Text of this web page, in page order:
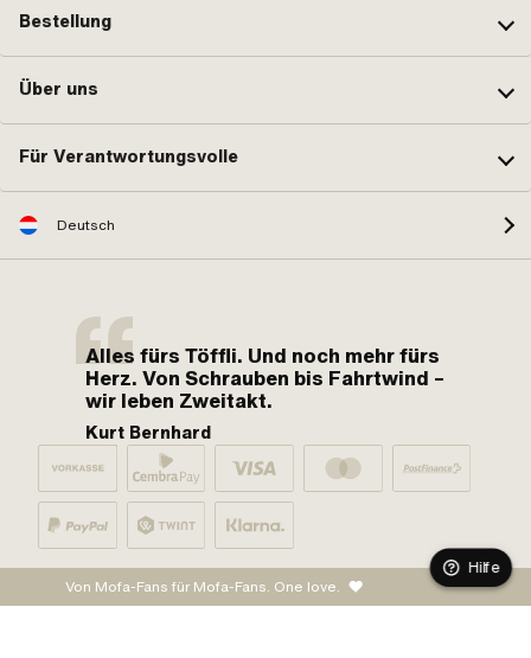
Bestellung
Über uns
Für Verantwortungsvolle
Deutsch
Alles fürs Töffli. Und noch mehr fürs
Herz. Von Schrauben bis Fahrtwind –
wir leben Zweitakt.
Kurt Bernhard
Von Mofa-Fans für Mofa-Fans. One love.
Hilfe